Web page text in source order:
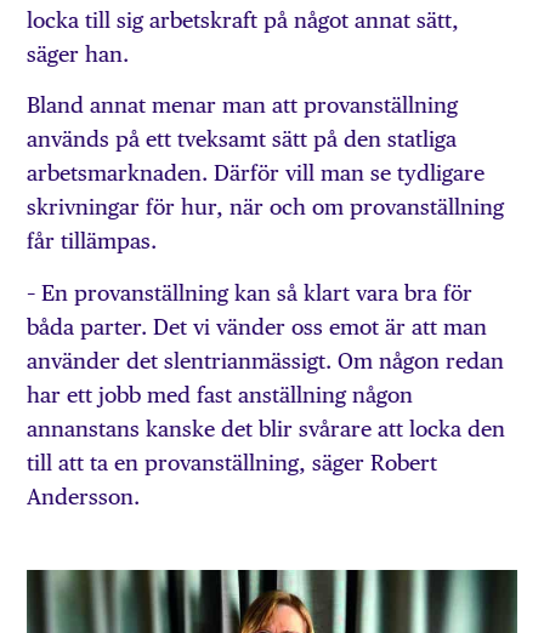
locka till sig arbetskraft på något annat sätt,
säger han.
Bland annat menar man att provanställning
används på ett tveksamt sätt på den statliga
arbetsmarknaden. Därför vill man se tydligare
skrivningar för hur, när och om provanställning
får tillämpas.
– En provanställning kan så klart vara bra för
båda parter. Det vi vänder oss emot är att man
använder det slentrianmässigt. Om någon redan
har ett jobb med fast anställning någon
annanstans kanske det blir svårare att locka den
till att ta en provanställning, säger Robert
Andersson.